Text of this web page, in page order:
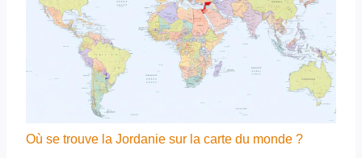
Où se trouve la Jordanie sur la carte du monde ?